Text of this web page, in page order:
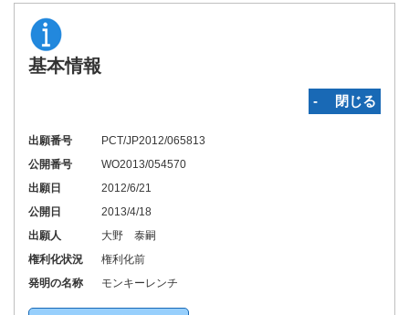
基本情報
‐ 閉じる
出願番号
PCT/JP2012/065813
公開番号
WO2013/054570
出願日
2012/6/21
公開日
2013/4/18
出願人
大野 泰嗣
権利化状況
権利化前
発明の名称
モンキーレンチ